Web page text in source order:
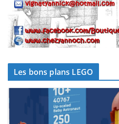
Les bons plans LEGO